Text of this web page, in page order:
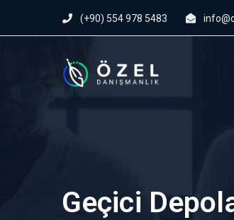
(+90) 554 978 5483
Geçici